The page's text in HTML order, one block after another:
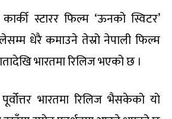
स्टारर फिल्म ‘ऊनको स्विटर’
धेरै कमाउने तेस्रो नेपाली फिल्म
भारतमा रिलिज भएको छ ।
भारतमा रिलिज भैसकेको यो